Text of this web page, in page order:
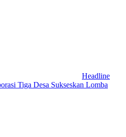
Headline
Tiga Desa Sukseskan Lomba